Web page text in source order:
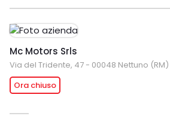
Mc Motors Srls
Via del Tridente, 47 - 00048 Nettuno (RM)
Ora chiuso